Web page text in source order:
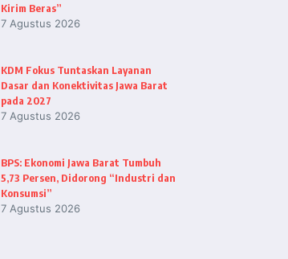
Kirim Beras”
7 Agustus 2026
KDM Fokus Tuntaskan Layanan
Dasar dan Konektivitas Jawa Barat
pada 2027
7 Agustus 2026
BPS: Ekonomi Jawa Barat Tumbuh
5,73 Persen, Didorong “Industri dan
Konsumsi”
7 Agustus 2026